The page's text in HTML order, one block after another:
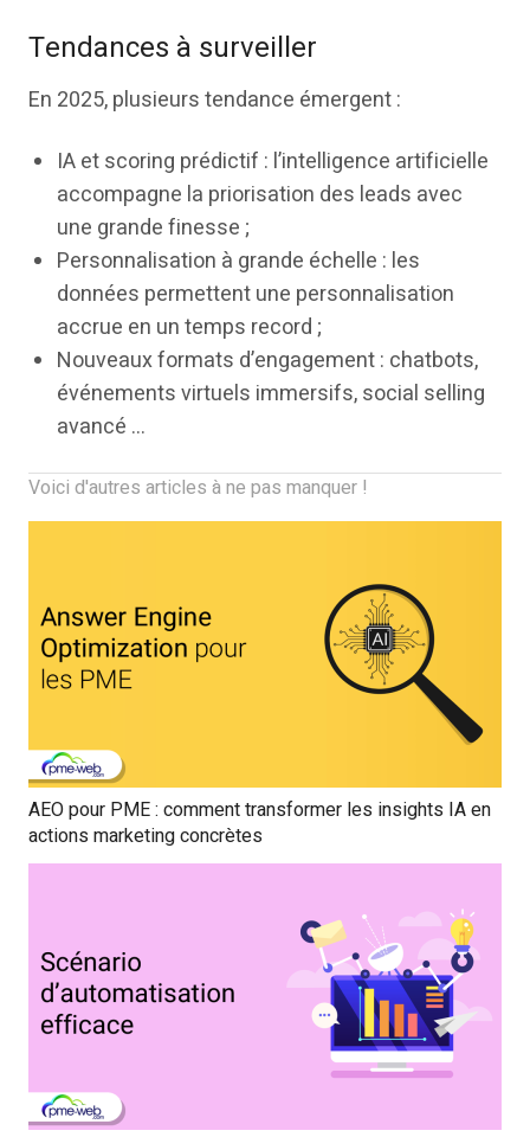
Tendances à surveiller
En 2025, plusieurs tendance émergent :
IA et scoring prédictif : l’intelligence artificielle
accompagne la priorisation des leads avec
une grande finesse ;
Personnalisation à grande échelle : les
données permettent une personnalisation
accrue en un temps record ;
Nouveaux formats d’engagement : chatbots,
événements virtuels immersifs, social selling
avancé …
Voici d'autres articles à ne pas manquer !
AEO pour PME : comment transformer les insights IA en
actions marketing concrètes